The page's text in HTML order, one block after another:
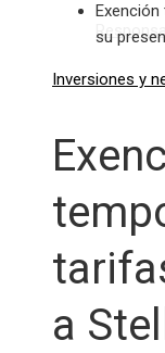
su
Inversiones y
a